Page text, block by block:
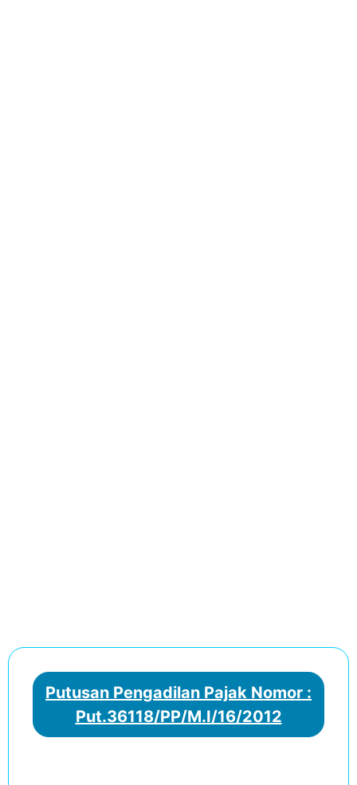
Putusan Pengadilan Pajak Nomor :
Put.36118/PP/M.I/16/2012